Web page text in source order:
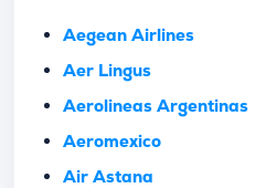
Aegean Airlines
Aer Lingus
Aerolineas Argentinas
Aeromexico
Air Astana